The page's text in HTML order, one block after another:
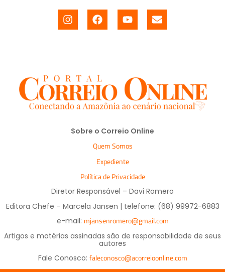
Sobre o Correio Online
Quem Somos
Expediente
Política de Privacidade
Diretor Responsável – Davi Romero
Editora Chefe – Marcela Jansen | telefone: (68) 99972-6883
e-mail: mjansenromero@gmail.com
Artigos e matérias assinadas são de responsabilidade de seus
autores
Fale Conosco: faleconosco@acorreioonline.com